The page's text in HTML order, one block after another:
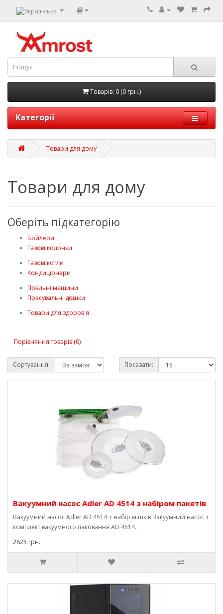
Товарів: 0 (0 грн.)
Категорії
Товари для дому
Товари для дому
Оберіть підкатегорію
Бойлери
Газові колонки
Газові котли
Кондиціонери
Пральні машини
Прасувальні дошки
Товари для здоров'я
Порівняння товарів (0)
Сортування: Показати:
Вакуумний насос Adler AD 4514 з набіром пакетів
Вакуумний насос Adler AD 4514 + набір мішків Вакуумний насос +
комплект вакуумного паковання AD 4514..
2625 грн.